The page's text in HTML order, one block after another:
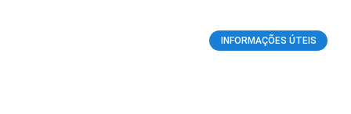
INFORMAÇÕES ÚTEIS